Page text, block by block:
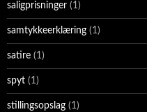
saligprisninger (1)
samtykkeerklæring (1)
satire (1)
spyt (1)
stillingsopslag (1)